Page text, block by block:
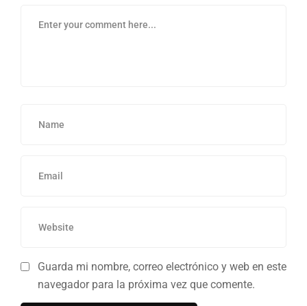
Guarda mi nombre, correo electrónico y web en este
navegador para la próxima vez que comente.